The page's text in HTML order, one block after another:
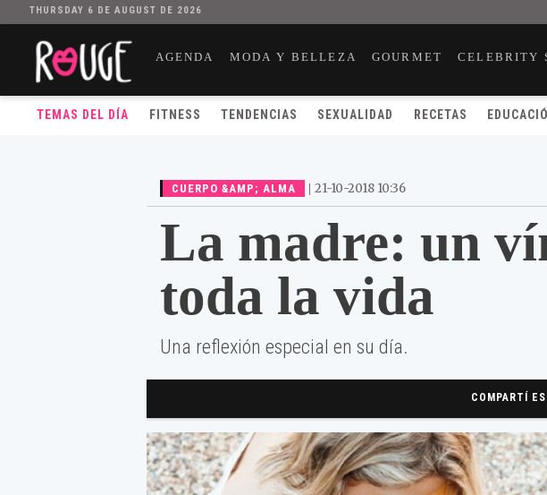
THURSDAY 6 DE AUGUST DE 2026
AGENDA MODA Y BELLEZA GOURMET CELEBRITY
TEMAS DEL DÍA FITNESS TENDENCIAS SEXUALIDAD RECETAS
CUERPO &AMP; ALMA | 21-10-2018 10:36
La madre: un
toda la vida
Una reflexión especial en su día.
COMPARTÍ